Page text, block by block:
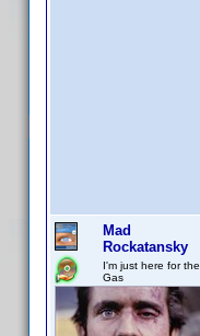
Mad
Rockatansky
I'm just here for the
Gas